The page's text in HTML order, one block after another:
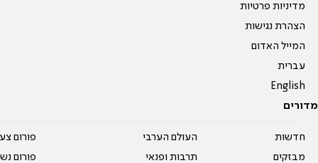
מדיניות פרטיות
הצהרת נגישות
המייל האדום
עברית
English
מדורים
חדשות
מבזקים
העולם הערבי
תרבות ופנאי
פורום
פורום